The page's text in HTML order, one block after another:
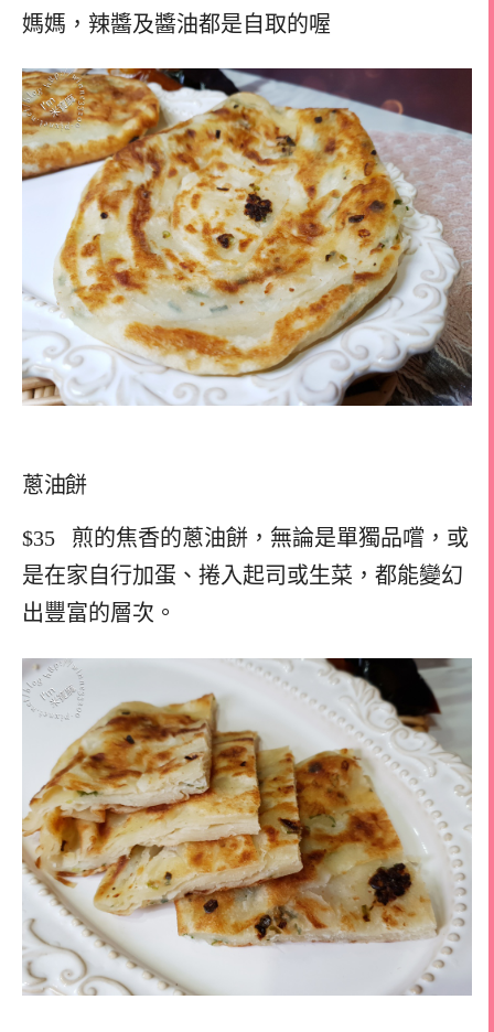
媽媽， 辣醬及醬油都是自取的喔
蔥油餅
$35
煎的焦香的蔥油餅，無論是單獨品嚐，或
是在家自行加蛋、捲入起司或生菜，都能變幻
出豐富的層次。